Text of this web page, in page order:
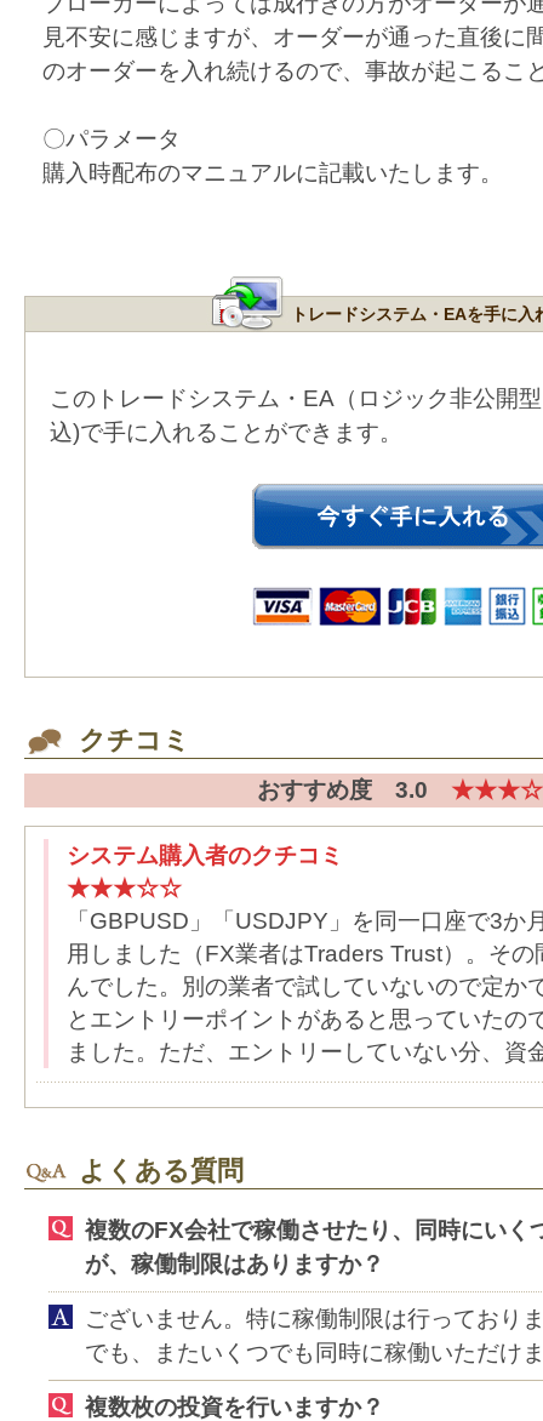
見不安に感じますが、オーダーが通った直後に
のオーダーを入れ続けるので、事故が起こるこ
〇パラメータ
購入時配布のマニュアルに記載いたします。
トレードシステム・EAを手に入
このトレードシステム・EA（ロジック非公開
込)で手に入れることができます。
クチコミ
おすすめ度 3.0
システム購入者のクチコミ
★★★☆☆
「GBPUSD」「USDJPY」を同一口座で3か
用しました（FX業者はTraders Trust）。そ
んでした。別の業者で試していないので定か
とエントリーポイントがあると思っていたの
ました。ただ、エントリーしていない分、資
よくある質問
複数のFX会社で稼働させたり、同時にいく
が、稼働制限はありますか？
ございません。特に稼働制限は行っており
でも、またいくつでも同時に稼働いただけ
複数枚の投資を行いますか？